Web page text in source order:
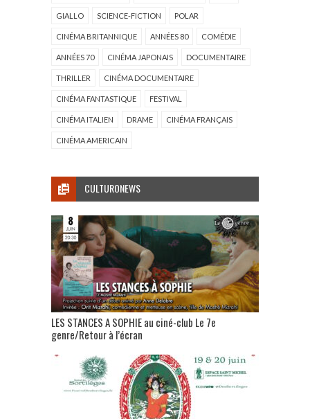
GIALLO SCIENCE-FICTION POLAR
CINÉMA BRITANNIQUE ANNÉES 80 COMÉDIE
ANNÉES 70 CINÉMA JAPONAIS DOCUMENTAIRE
THRILLER CINÉMA DOCUMENTAIRE
CINÉMA FANTASTIQUE FESTIVAL
CINÉMA ITALIEN DRAME CINÉMA FRANÇAIS
CINÉMA AMERICAIN
CULTURONEWS
LES STANCES A SOPHIE au ciné-club Le 7e
genre/Retour à l’écran